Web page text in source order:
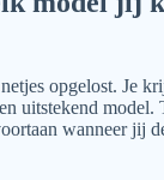
opgelost. Je
uitstekend model.
wanneer jij